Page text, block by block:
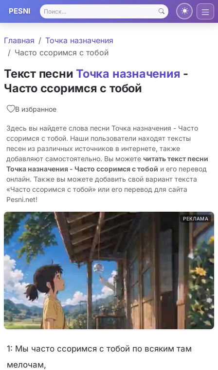
PESNI
Главная
Точка назначения
Часто ссоримcя с тобой
Текст песниТочка назначения -
Часто ссоримcя с тобой
В избранное
Здесь вы найдете слова песни Точка назначения - Часто
ссоримcя с тобой. Наши пользователи находят тексты
песен из различных источников в интернете, также
добавляют самостоятельно. Вы можете читать текст песни
Точка назначения - Часто ссоримcя с тобой и его перевод
онлайн. Также вы можете добавить свой вариант текста
«Часто ссоримcя с тобой» или его перевод для сайта
Pesni.net!
РЕКЛАМА
1: Мы часто ссоримся с тобой по всяким там
мелочам,